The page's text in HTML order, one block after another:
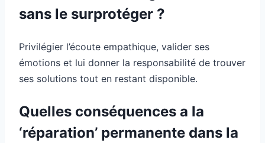
sans le surprotéger ?
Privilégier l’écoute empathique, valider ses
émotions et lui donner la responsabilité de trouver
ses solutions tout en restant disponible.
Quelles conséquences a la
‘réparation’ permanente dans la